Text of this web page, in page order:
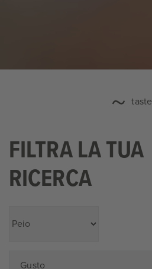
taste
FILTRA LA TUA
RICERCA
Gusto